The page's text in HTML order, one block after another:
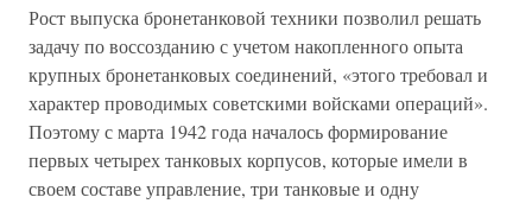
Рост выпуска бронетанковой техники позволил решать
задачу по воссозданию с учетом накопленного опыта
крупных бронетанковых соединений, «этого требовал и
характер проводимых советскими войсками операций».
Поэтому с марта 1942 года началось формирование
первых четырех танковых корпусов, которые имели в
своем составе управление, три танковые и одну